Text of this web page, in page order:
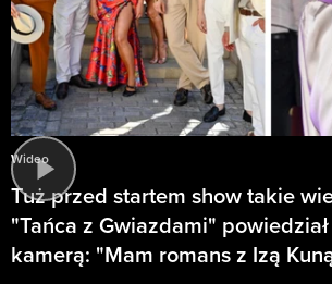
Wideo
Tuż przed startem show takie
"Tańca z Gwiazdami"
kamerą: "Mam romans z Izą